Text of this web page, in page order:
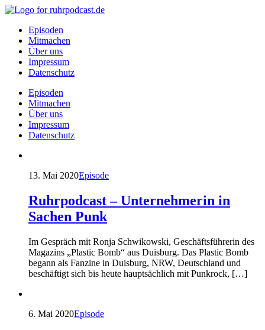
Episoden
Mitmachen
Über uns
Impressum
Datenschutz
Episoden
Mitmachen
Über uns
Impressum
Datenschutz
13. Mai 2020Episode
Ruhrpodcast – Unternehmerin in
Sachen Punk
Im Gespräch mit Ronja Schwikowski, Geschäftsführerin des
Magazins „Plastic Bomb“ aus Duisburg. Das Plastic Bomb
begann als Fanzine in Duisburg, NRW, Deutschland und
beschäftigt sich bis heute hauptsächlich mit Punkrock, […]
6. Mai 2020Episode